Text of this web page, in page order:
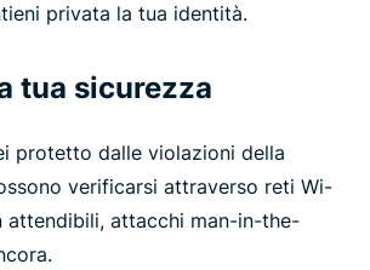
privata la tua identità.
tua sicurezza
protetto dalle violazioni della
verificarsi attraverso reti Wi-
attendibili, attacchi man-in-the-